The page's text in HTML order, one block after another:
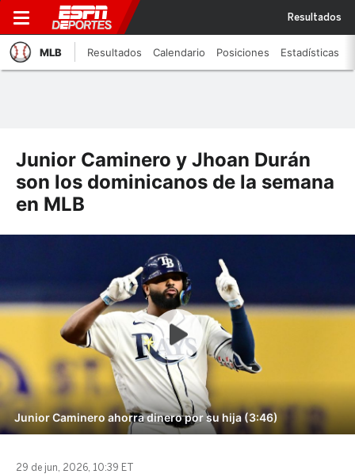
Resultados
MLB Resultados Calendario Posiciones Estadísticas
Junior Caminero y Jhoan Durán
son los dominicanos de la semana
en MLB
Junior Caminero ahorra dinero por su hija (3:46)
29 de jun, 2026, 10:39 ET